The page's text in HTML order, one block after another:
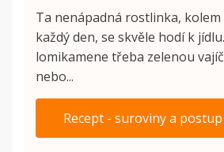
Ta nenápadná rostlinka,
každý den, se skvěle hodí k
lomikamene třeba zelenou
nebo...
Recept - suroviny a postup